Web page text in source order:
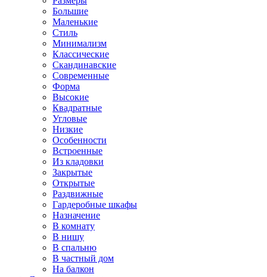
Большие
Маленькие
Стиль
Минимализм
Классические
Скандинавские
Современные
Форма
Высокие
Квадратные
Угловые
Низкие
Особенности
Встроенные
Из кладовки
Закрытые
Открытые
Раздвижные
Гардеробные шкафы
Назначение
В комнату
В нишу
В спальню
В частный дом
На балкон